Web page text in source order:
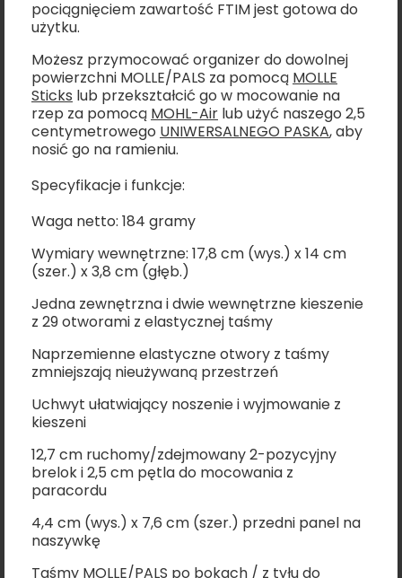
pociągnięciem zawartość FTIM jest gotowa do
użytku.
Możesz przymocować organizer do dowolnej
powierzchni MOLLE/PALS za pomocą MOLLE
Sticks lub przekształcić go w mocowanie na
rzep za pomocą MOHL-Air lub użyć naszego 2,5
centymetrowego UNIWERSALNEGO PASKA, aby
nosić go na ramieniu.
Specyfikacje i funkcje:
Waga netto: 184 gramy
Wymiary wewnętrzne: 17,8 cm (wys.) x 14 cm
(szer.) x 3,8 cm (głęb.)
Jedna zewnętrzna i dwie wewnętrzne kieszenie
z 29 otworami z elastycznej taśmy
Naprzemienne elastyczne otwory z taśmy
zmniejszają nieużywaną przestrzeń
Uchwyt ułatwiający noszenie i wyjmowanie z
kieszeni
12,7 cm ruchomy/zdejmowany 2-pozycyjny
brelok i 2,5 cm pętla do mocowania z
paracordu
4,4 cm (wys.) x 7,6 cm (szer.) przedni panel na
naszywkę
Taśmy MOLLE/PALS po bokach / z tyłu do